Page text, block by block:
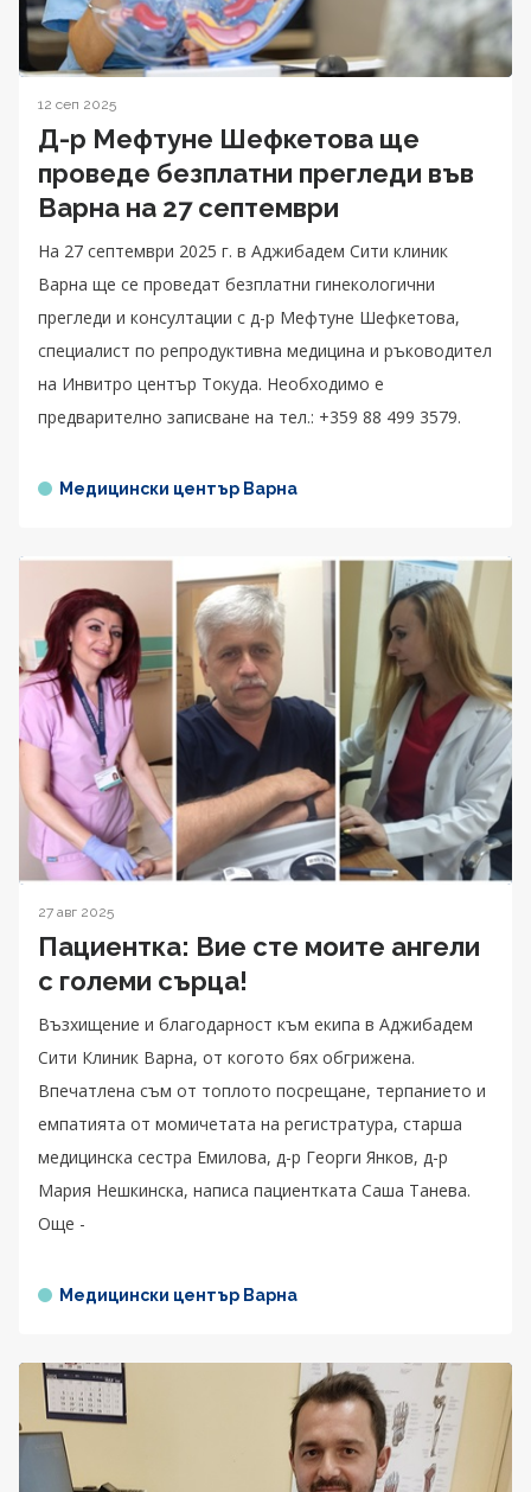
12 сеп 2025
Д-р Мефтуне Шефкетова ще
проведе безплатни прегледи във
Варна на 27 септември
На 27 септември 2025 г. в Аджибадем Сити клиник
Варна ще се проведат безплатни гинекологични
прегледи и консултации с д-р Мефтуне Шефкетова,
специалист по репродуктивна медицина и ръководител
на Инвитро център Токуда. Необходимо е
предварително записване на тел.: +359 88 499 3579.
Медицински център Варна
27 авг 2025
Пациентка: Вие сте моите ангели
с големи сърца!
Възхищение и благодарност към екипа в Аджибадем
Сити Клиник Варна, от когото бях обгрижена.
Впечатлена съм от топлото посрещане, терпанието и
емпатията от момичетата на регистратура, старша
медицинска сестра Емилова, д-р Георги Янков, д-р
Мария Нешкинска, написа пациентката Саша Танева.
Още -
Медицински център Варна